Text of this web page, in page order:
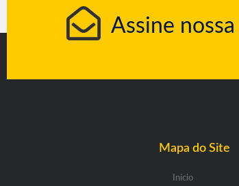
Assine
Mapa do Site
Início